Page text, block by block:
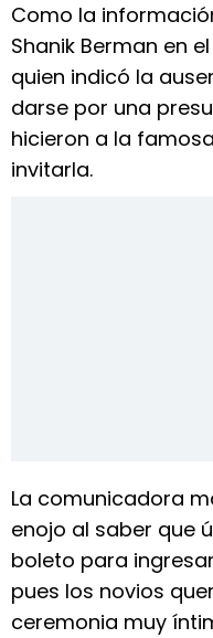
Como la
Shanik Berman en
quien indicó la
darse por una
hicieron a la
invitarla.
La comunicadora
enojo al saber que
boleto para
pues los novios
ceremonia muy